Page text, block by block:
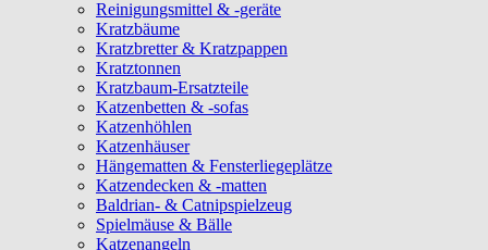
Reinigungsmittel & -geräte
Kratzbäume
Kratzbretter & Kratzpappen
Kratztonnen
Kratzbaum-Ersatzteile
Katzenbetten & -sofas
Katzenhöhlen
Katzenhäuser
Hängematten & Fensterliegeplätze
Katzendecken & -matten
Baldrian- & Catnipspielzeug
Spielmäuse & Bälle
Katzenangeln